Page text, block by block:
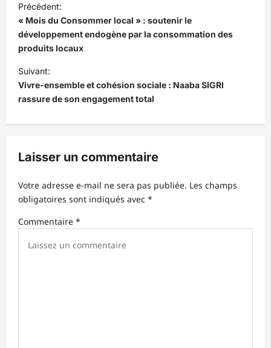
a
v
i
g
a
o
d
’
a
Précédent:
« Mois du Consommer local » : soutenir le
développement endogène par la consommation des
produits locaux
Suivant:
Vivre-ensemble et cohésion sociale : Naaba SIGRI
rassure de son engagement total
Laisser un commentaire
Votre adresse e-mail ne sera pas publiée. Les champs
obligatoires sont indiqués avec *
Commentaire *